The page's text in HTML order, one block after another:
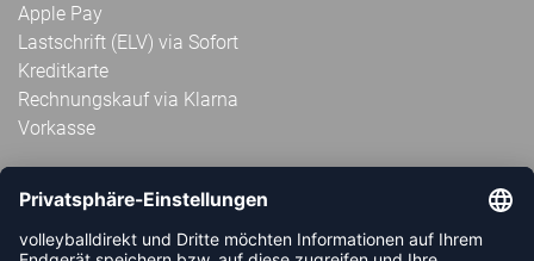
Apple Pay
Lastschrift (ELV) via Sofort
Kreditkarte
Rechnungskauf via Klarna
Vorkasse
ABONNIERE JETZT DEN KOSTENLOSEN
VOLLEYBALLDIREKT-NEWSLETTER UND VERPASSE KEINE